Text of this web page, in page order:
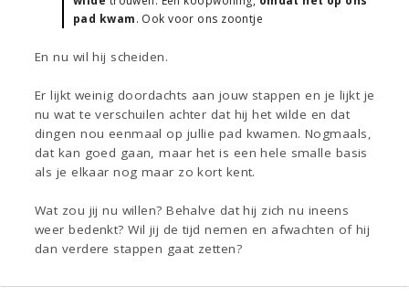
pad kwam. Ook voor ons zoontje
En nu wil hij scheiden.
Er lijkt weinig doordachts aan jouw stappen en je lijkt je
nu wat te verschuilen achter dat hij het wilde en dat
dingen nou eenmaal op jullie pad kwamen. Nogmaals,
dat kan goed gaan, maar het is een hele smalle basis
als je elkaar nog maar zo kort kent.
Wat zou jij nu willen? Behalve dat hij zich nu ineens
weer bedenkt? Wil jij de tijd nemen en afwachten of hij
dan verdere stappen gaat zetten?